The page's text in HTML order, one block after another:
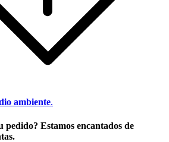
ambiente.
pedido? Estamos encantados de